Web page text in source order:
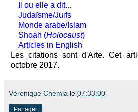
Il ou elle a dit...
Judaïsme/Juifs
Monde arabe/Islam
Shoah (Holocaust)
Articles in English
Les citations sont d'Arte. Cet
octobre 2017.
Véronique Chemla le 07:33:00
Partager